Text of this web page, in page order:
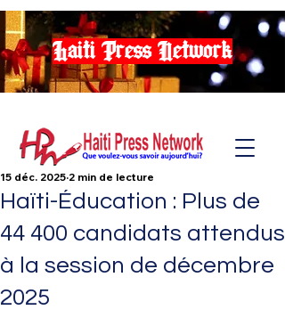
Haiti Press Network
Haïti-Éducation : Plus de
44 400 candidats attendus
à la session de décembre
2025
15 déc. 2025 2 min de lecture